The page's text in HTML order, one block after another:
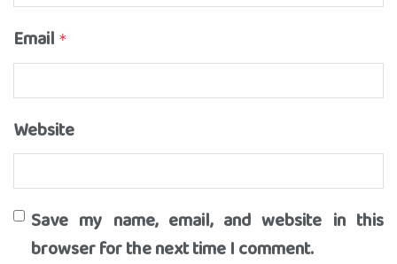
Email *
Website
Save my name, email, and website in this
browser for the next time I comment.